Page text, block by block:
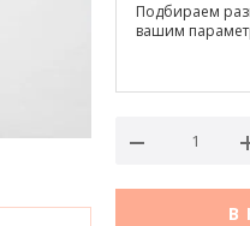
Подбираем
вашим
В